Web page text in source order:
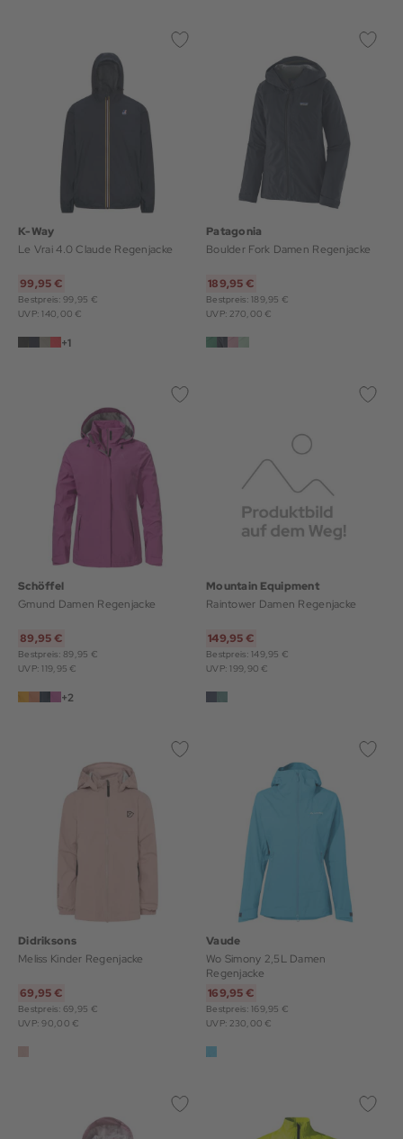
K-Way
Le Vrai 4.0 Claude Regenjacke
99,95 €
Bestpreis: 99,95 €
UVP: 140,00 €
+1
Patagonia
Boulder Fork Damen Regenjacke
189,95 €
Bestpreis: 189,95 €
UVP: 270,00 €
Schöffel
Gmund Damen Regenjacke
89,95 €
Bestpreis: 89,95 €
UVP: 119,95 €
+2
Mountain Equipment
Raintower Damen Regenjacke
149,95 €
Bestpreis: 149,95 €
UVP: 199,90 €
Didriksons
Meliss Kinder Regenjacke
69,95 €
Bestpreis: 69,95 €
UVP: 90,00 €
Vaude
Wo Simony 2,5L Damen
Regenjacke
169,95 €
Bestpreis: 169,95 €
UVP: 230,00 €